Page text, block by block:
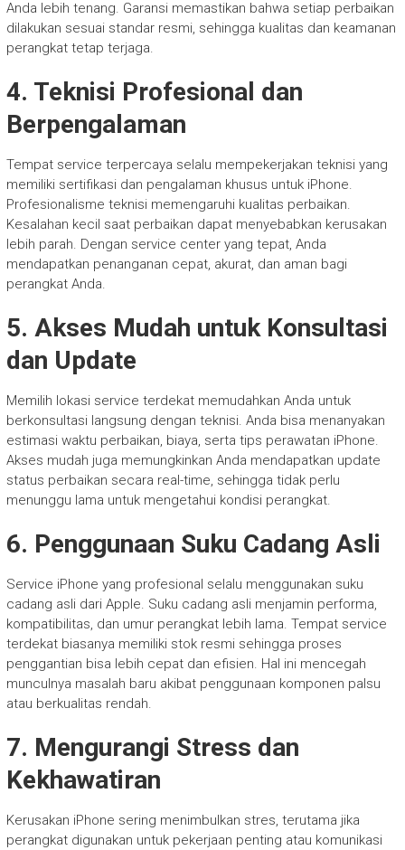
Anda lebih tenang. Garansi memastikan bahwa setiap perbaikan
dilakukan sesuai standar resmi, sehingga kualitas dan keamanan
perangkat tetap terjaga.
4. Teknisi Profesional dan
Berpengalaman
Tempat service terpercaya selalu mempekerjakan teknisi yang
memiliki sertifikasi dan pengalaman khusus untuk iPhone.
Profesionalisme teknisi memengaruhi kualitas perbaikan.
Kesalahan kecil saat perbaikan dapat menyebabkan kerusakan
lebih parah. Dengan service center yang tepat, Anda
mendapatkan penanganan cepat, akurat, dan aman bagi
perangkat Anda.
5. Akses Mudah untuk Konsultasi
dan Update
Memilih lokasi service terdekat memudahkan Anda untuk
berkonsultasi langsung dengan teknisi. Anda bisa menanyakan
estimasi waktu perbaikan, biaya, serta tips perawatan iPhone.
Akses mudah juga memungkinkan Anda mendapatkan update
status perbaikan secara real-time, sehingga tidak perlu
menunggu lama untuk mengetahui kondisi perangkat.
6. Penggunaan Suku Cadang Asli
Service iPhone yang profesional selalu menggunakan suku
cadang asli dari Apple. Suku cadang asli menjamin performa,
kompatibilitas, dan umur perangkat lebih lama. Tempat service
terdekat biasanya memiliki stok resmi sehingga proses
penggantian bisa lebih cepat dan efisien. Hal ini mencegah
munculnya masalah baru akibat penggunaan komponen palsu
atau berkualitas rendah.
7. Mengurangi Stress dan
Kekhawatiran
Kerusakan iPhone sering menimbulkan stres, terutama jika
perangkat digunakan untuk pekerjaan penting atau komunikasi